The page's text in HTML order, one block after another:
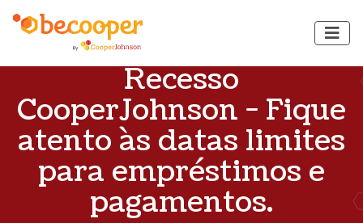
Recesso
CooperJohnson - Fique
atento às datas limites
para empréstimos e
pagamentos.